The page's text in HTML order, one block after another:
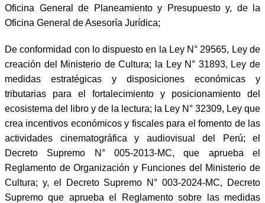
Oficina General de Planeamiento y Presupuesto y, de la
Oficina General de Asesoría Jurídica;
De conformidad con lo dispuesto en la Ley N° 29565, Ley de
creación del Ministerio de Cultura; la Ley N° 31893, Ley de
medidas estratégicas y disposiciones económicas y
tributarias para el fortalecimiento y posicionamiento del
ecosistema del libro y de la lectura; la Ley N° 32309, Ley que
crea incentivos económicos y fiscales para el fomento de las
actividades cinematográfica y audiovisual del Perú; el
Decreto Supremo N° 005-2013-MC, que aprueba el
Reglamento de Organización y Funciones del Ministerio de
Cultura; y, el Decreto Supremo N° 003-2024-MC, Decreto
Supremo que aprueba el Reglamento sobre las medidas